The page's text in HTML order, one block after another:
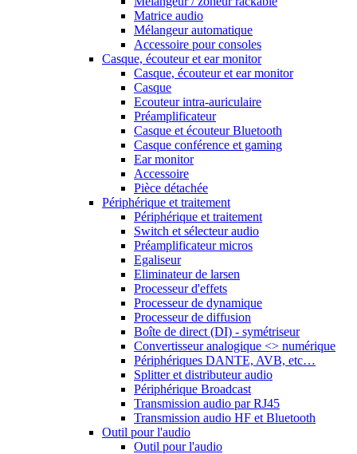
Matrice audio
Mélangeur automatique
Accessoire pour consoles
Casque, écouteur et ear monitor
Casque, écouteur et ear monitor
Casque
Ecouteur intra-auriculaire
Préamplificateur
Casque et écouteur Bluetooth
Casque conférence et gaming
Ear monitor
Accessoire
Pièce détachée
Périphérique et traitement
Périphérique et traitement
Switch et sélecteur audio
Préamplificateur micros
Egaliseur
Eliminateur de larsen
Processeur d'effets
Processeur de dynamique
Processeur de diffusion
Boîte de direct (DI) - symétriseur
Convertisseur analogique <> numérique
Périphériques DANTE, AVB, etc…
Splitter et distributeur audio
Périphérique Broadcast
Transmission audio par RJ45
Transmission audio HF et Bluetooth
Outil pour l'audio
Outil pour l'audio